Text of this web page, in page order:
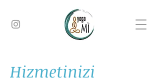
Hizmetinizi